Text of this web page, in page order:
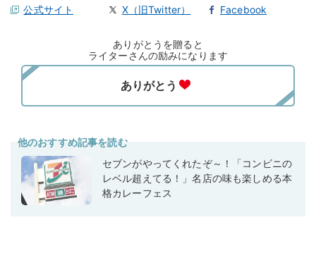
公式サイト X（旧Twitter） Facebook
ありがとうを贈ると
ライターさんの励みになります
他のおすすめ記事を読む
セブンがやってくれたぞ～！「コンビニの
レベル超えてる！」名店の味も楽しめる本
格カレーフェス